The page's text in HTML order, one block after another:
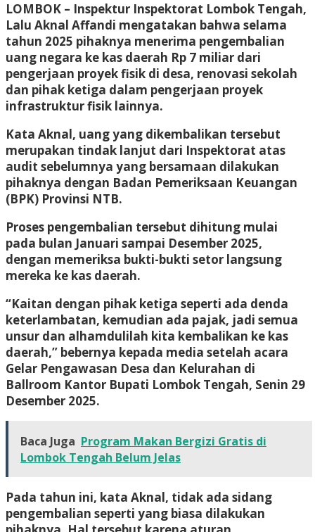
LOMBOK – Inspektur Inspektorat Lombok Tengah,
Lalu Aknal Affandi mengatakan bahwa selama
tahun 2025 pihaknya menerima pengembalian
uang negara ke kas daerah Rp 7 miliar dari
pengerjaan proyek fisik di desa, renovasi sekolah
dan pihak ketiga dalam pengerjaan proyek
infrastruktur fisik lainnya.
Kata Aknal, uang yang dikembalikan tersebut
merupakan tindak lanjut dari Inspektorat atas
audit sebelumnya yang bersamaan dilakukan
pihaknya dengan Badan Pemeriksaan Keuangan
(BPK) Provinsi NTB.
Proses pengembalian tersebut dihitung mulai
pada bulan Januari sampai Desember 2025,
dengan memeriksa bukti-bukti setor langsung
mereka ke kas daerah.
“Kaitan dengan pihak ketiga seperti ada denda
keterlambatan, kemudian ada pajak, jadi semua
unsur dan alhamdulilah kita kembalikan ke kas
daerah,” bebernya kepada media setelah acara
Gelar Pengawasan Desa dan Kelurahan di
Ballroom Kantor Bupati Lombok Tengah, Senin 29
Desember 2025.
Baca Juga Program Makan Bergizi Gratis di
Lombok Tengah Belum Jelas
Pada tahun ini, kata Aknal, tidak ada sidang
pengembalian seperti yang biasa dilakukan